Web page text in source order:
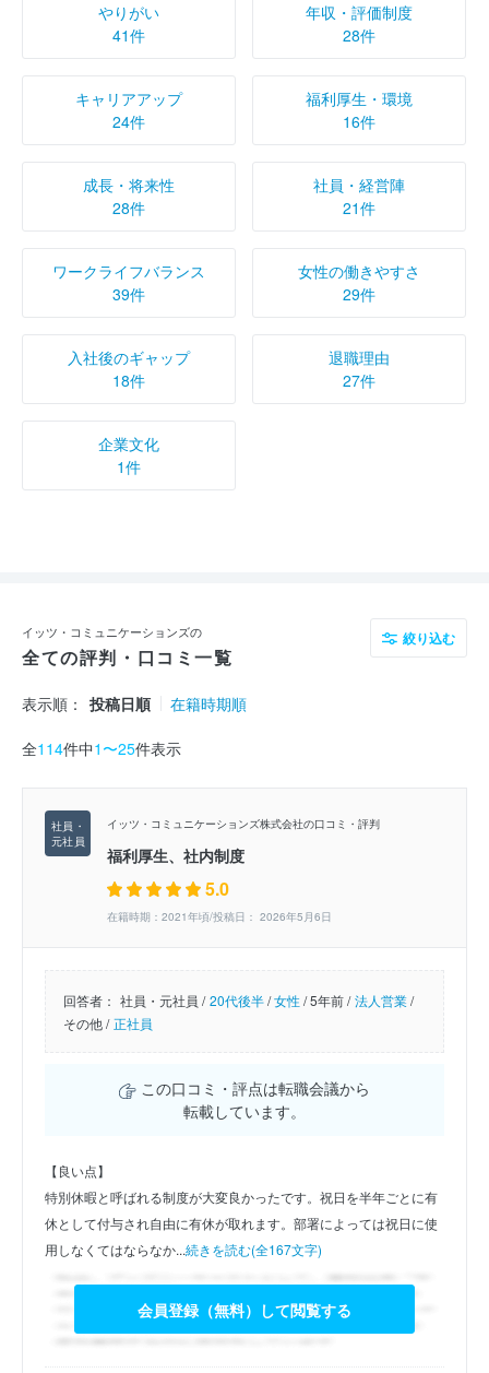
やりがい
41件
年収・評価制度
28件
キャリアアップ
24件
福利厚生・環境
16件
成長・将来性
28件
社員・経営陣
21件
ワークライフバランス
39件
女性の働きやすさ
29件
入社後のギャップ
18件
退職理由
27件
企業文化
1件
イッツ・コミュニケーションズの
全ての評判・口コミ一覧
絞り込む
表示順： 投稿日順 在籍時期順
全114件中1〜25件表示
イッツ・コミュニケーションズ株式会社の口コミ・評判
福利厚生、社内制度
5.0
在籍時期：2021年頃/投稿日： 2026年5月6日
回答者： 社員・元社員 / 20代後半/女性/5年前 / 法人営業/
その他 / 正社員
この口コミ・評点は転職会議から
転載しています。
【良い点】
特別休暇と呼ばれる制度が大変良かったです。祝日を半年ごとに有
休として付与され自由に有休が取れます。部署によっては祝日に使
用しなくてはならなか...続きを読む(全167文字)
会員登録（無料）して閲覧する